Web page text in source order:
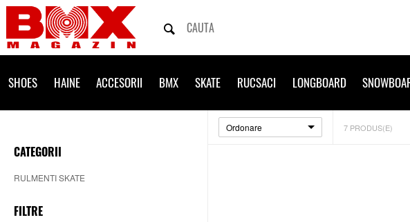
SHOES HAINE ACCESORII BMX SKATE RUCSACI LONGBOARD
CATEGORII
RULMENTI SKATE
FILTRE
Ordonare 7 PRODUS(E)